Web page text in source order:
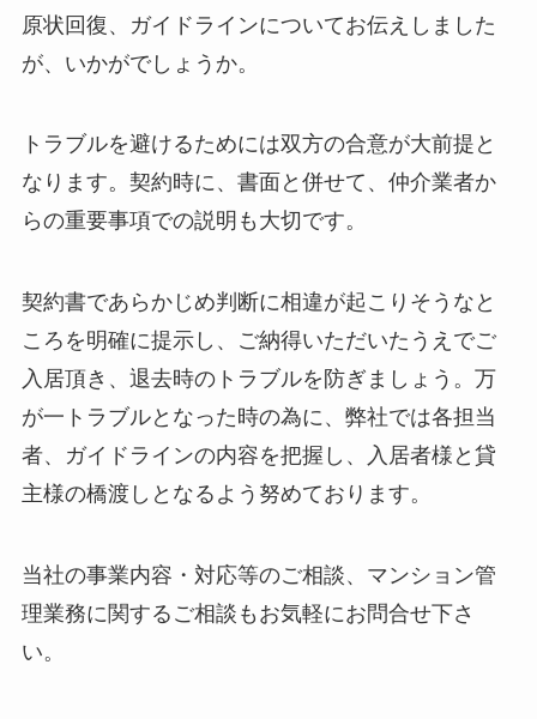
原状回復、ガイドラインについてお伝えしました
が、いかがでしょうか。
トラブルを避けるためには双方の合意が大前提と
なります。契約時に、書面と併せて、仲介業者か
らの重要事項での説明も大切です。
契約書であらかじめ判断に相違が起こりそうなと
ころを明確に提示し、ご納得いただいたうえでご
入居頂き、退去時のトラブルを防ぎましょう。万
が一トラブルとなった時の為に、弊社では各担当
者、ガイドラインの内容を把握し、入居者様と貸
主様の橋渡しとなるよう努めております。
当社の事業内容・対応等のご相談、マンション管
理業務に関するご相談もお気軽にお問合せ下さ
い。